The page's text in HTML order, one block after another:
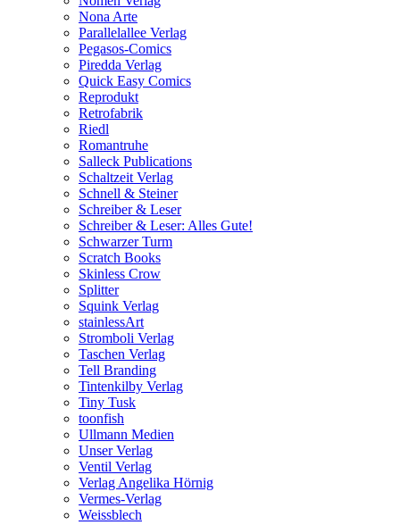
Nona Arte
Parallelallee Verlag
Pegasos-Comics
Piredda Verlag
Quick Easy Comics
Reprodukt
Retrofabrik
Riedl
Romantruhe
Salleck Publications
Schaltzeit Verlag
Schnell & Steiner
Schreiber & Leser
Schreiber & Leser: Alles Gute!
Schwarzer Turm
Scratch Books
Skinless Crow
Splitter
Squink Verlag
stainlessArt
Stromboli Verlag
Taschen Verlag
Tell Branding
Tintenkilby Verlag
Tiny Tusk
toonfish
Ullmann Medien
Unser Verlag
Ventil Verlag
Verlag Angelika Hörnig
Vermes-Verlag
Weissblech